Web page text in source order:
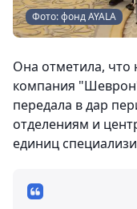
Фото: фонд AYALA
Она отметила, что
компания
передала в дар
отделениям и
единиц